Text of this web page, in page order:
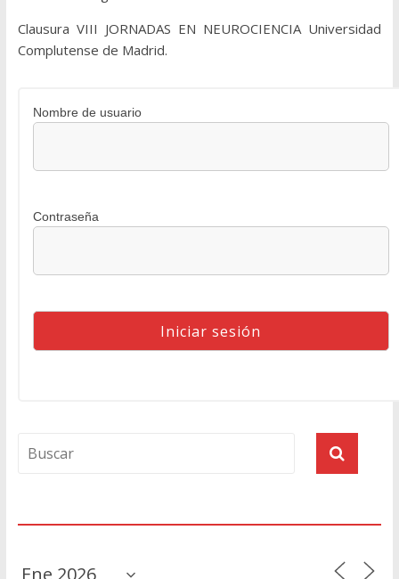
Clausura VIII JORNADAS EN NEUROCIENCIA Universidad
Complutense de Madrid.
Nombre de usuario
Contraseña